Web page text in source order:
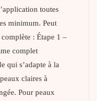
toutes
minimum. Peut
: Étape 1 –
complet
qui s’adapte à la
claires à
Pour peaux